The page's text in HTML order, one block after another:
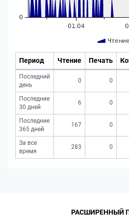
Период Чтение Печать
Последний
день
0 0
Последние
30 дней
6 0
Последние
365 дней
167 0
За все
время
283 0
РАСШИРЕННЫЙ